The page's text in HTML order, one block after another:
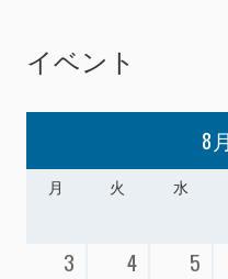
イベント
8
月 火 水
3
4 5